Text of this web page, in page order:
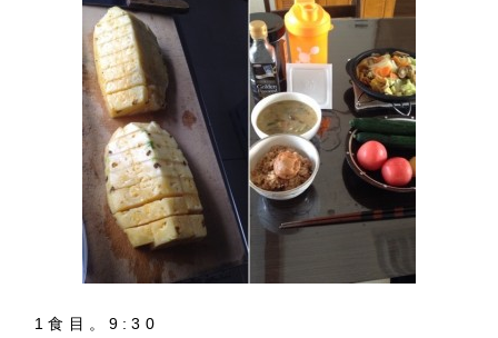
1食目。9:30